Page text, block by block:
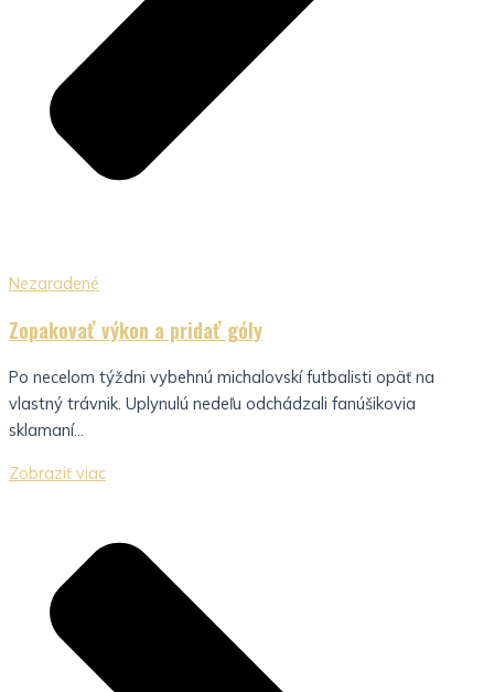
Nezaradené
Zopakovať výkon a pridať góly
Po necelom týždni vybehnú michalovskí futbalisti opäť na
vlastný trávnik. Uplynulú nedeľu odchádzali fanúšikovia
sklamaní...
Zobraziť viac